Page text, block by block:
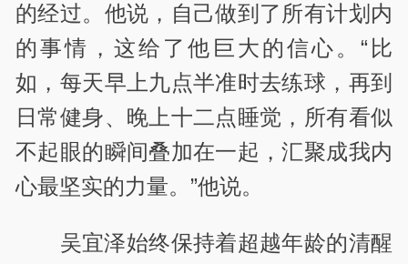
的经过。他说，自己做到了所有计划内
的事情，这给了他巨大的信心。“比
如，每天早上九点半准时去练球，再到
日常健身、晚上十二点睡觉，所有看似
不起眼的瞬间叠加在一起，汇聚成我内
心最坚实的力量。”他说。
吴宜泽始终保持着超越年龄的清醒